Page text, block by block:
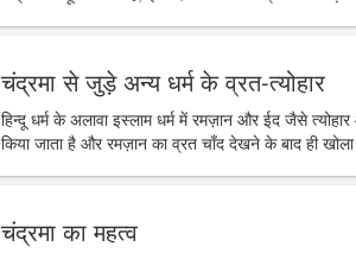
चंद्रमा से जुड़े अन्य धर्म के व्रत-त्योहार
हिन्दू धर्म के अलावा इस्लाम धर्म में रमज़ान और ईद जैसे
किया जाता है और रमज़ान का व्रत चाँद देखने के बाद ही
चंद्रमा का महत्व